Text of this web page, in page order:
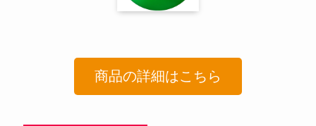
商品の詳細はこちら